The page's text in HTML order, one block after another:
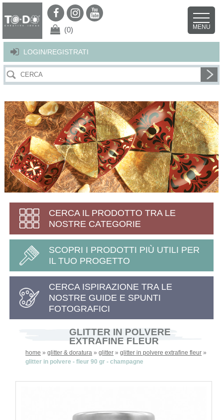
Per offrirti il miglior servizio possibile questo sito utilizza i cookies.
Continuando la navigazione nel sito autorizzi l’uso dei cookies. Per ulteriori
LOGIN/REGISTRATI
(0) MENU
CERCA IL PRODOTTO TRA LE
NOSTRE CATEGORIE
SCOPRI I PRODOTTI PIÙ UTILI PER
IL TUO PROGETTO
CERCA ISPIRAZIONE TRA LE
NOSTRE GUIDE E SPUNTI
FOTOGRAFICI
GLITTER IN POLVERE
EXTRAFINE FLEUR
home »glitter & doratura »glitter »glitter in polvere extrafine fleur »
glitter in polvere - fleur 90 gr - champagne